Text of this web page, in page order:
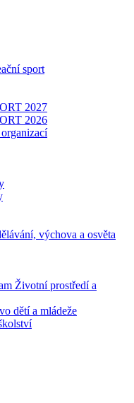
sport
2027
2026
výchova a osvěta
Životní prostředí a
dětí a mládeže